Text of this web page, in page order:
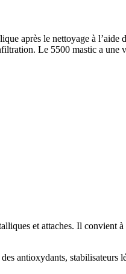
après le nettoyage à
Le 5500 mastic a
et attaches. Il
antioxydants, stabilisateurs